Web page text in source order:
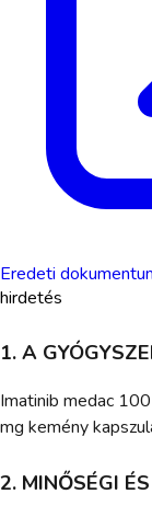
Eredeti
hirdetés
1. A
Imatinib medac
mg kemény
2. MINŐSÉGI